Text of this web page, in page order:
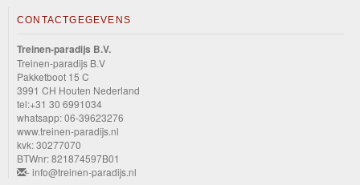
CONTACTGEGEVENS
Treinen-paradijs B.V.
Treinen-paradijs B.V
Pakketboot 15 C
3991 CH Houten Nederland
tel:+31 30 6991034
whatsapp: 06-39623276
www.treinen-paradijs.nl
kvk: 30277070
BTWnr: 821874597B01
- info@treinen-paradijs.nl